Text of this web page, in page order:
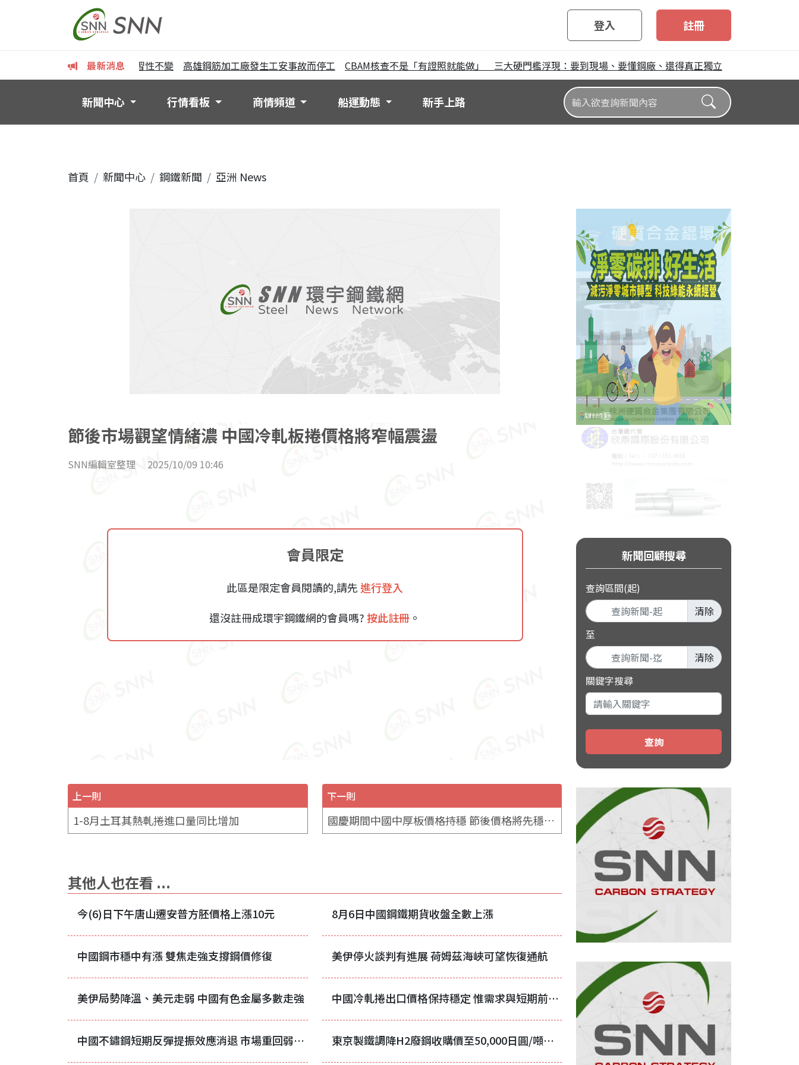
登入 註冊
最新消息
鋼筋用戶詢單仍少 四處比價習性不變 高雄鋼筋加工廠發生工安事故而停工 CBAM核查不是「有證照就能做」 三大硬門檻浮現：要到現場、要懂鋼廠、還得真正獨立 不鏽鋼出廠價調漲
新聞中心 行情看板 商情頻道 船運動態 新手上路
首頁 新聞中心 鋼鐵新聞 亞洲 News
節後市場觀望情緒濃 中國冷軋板捲價格將窄幅震盪
SNN編輯室整理 2025/10/09 10:46
會員限定
此區是限定會員閱讀的,請先 進行登入
還沒註冊成環宇鋼鐵網的會員嗎?按此註冊 。
上一則
1-8月土耳其熱軋捲進口量同比增加
下一則
國慶期間中國中厚板價格持穩 節後價格將先穩後漲
其他人也在看 ...
今(6)日下午唐山遷安普方胚價格上漲10元 8月6日中國鋼鐵期貨收盤全數上漲
中國鋼市穩中有漲 雙焦走強支撐鋼價修復 美伊停火談判有進展 荷姆茲海峽可望恢復通航
美伊局勢降溫、美元走弱 中國有色金屬多數走強 中國冷軋捲出口價格保持穩定 惟需求與短期前景未見好轉
中國不鏽鋼短期反彈提振效應消退 市場重回弱勢震盪格局 東京製鐵調降H2廢鋼收購價至50,000日圓/噸以下
新聞回顧搜尋
查詢區間(起)
清除
至
清除
關鍵字搜尋
查詢